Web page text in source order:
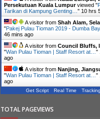
Persekutuan Kuala Lumpurviewed "
Tarikan di Kampung Genting… " 10 hrs
A visitor from Shah Alam,
"Pakej Pulau Tioman 2019 - Dumba
46 mins ago
A visitor from Council Bluffs,
"Wan Pulau Tioman | Staff Resort at… "
ago
A visitor from Nanjing,
"Wan Pulau Tioman | Staff Resort at… "
ago
Get Script Real Time
TOTAL PAGEVIEWS